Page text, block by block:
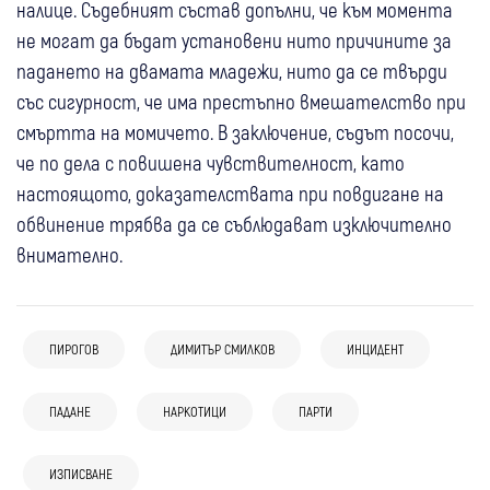
налице. Съдебният състав допълни, че към момента
не могат да бъдат установени нито причините за
падането на двамата младежи, нито да се твърди
със сигурност, че има престъпно вмешателство при
смъртта на момичето. В заключение, съдът посочи,
че по дела с повишена чувствителност, като
настоящото, доказателствата при повдигане на
обвинение трябва да се съблюдават изключително
внимателно.
ПИРОГОВ ДИМИТЪР СМИЛКОВ ИНЦИДЕНТ
ПАДАНЕ НАРКОТИЦИ ПАРТИ
ИЗПИСВАНЕ
България
Чуждестранни граждани отглеждали